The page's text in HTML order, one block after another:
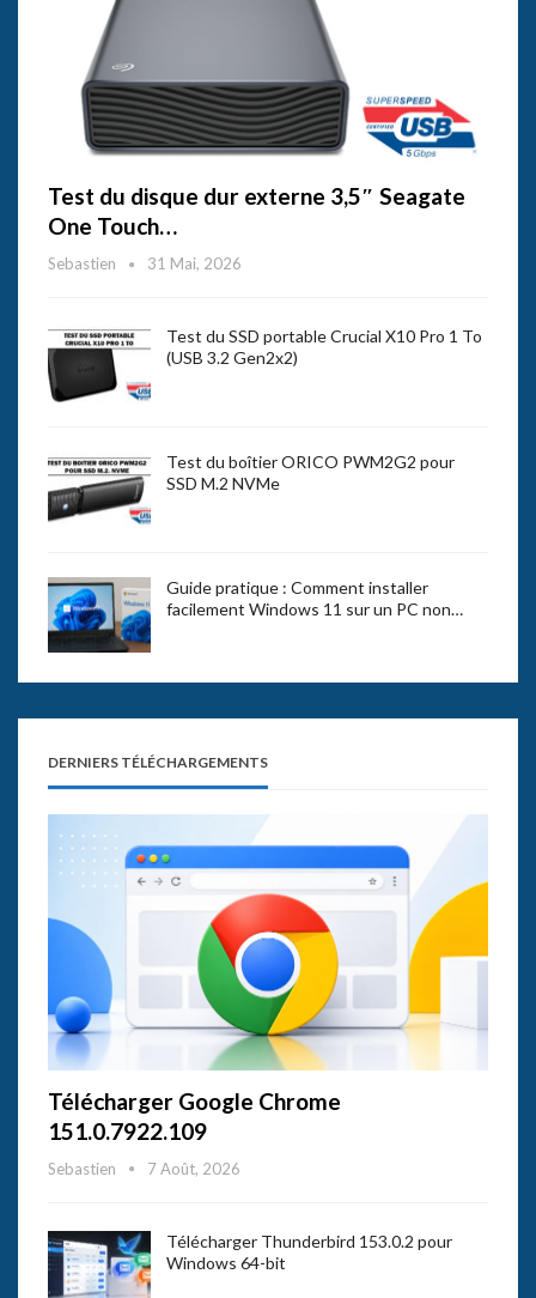
Test du disque dur externe 3,5″ Seagate
One Touch…
Sebastien 31 Mai, 2026
Test du SSD portable Crucial X10 Pro 1 To
(USB 3.2 Gen2x2)
Test du boîtier ORICO PWM2G2 pour
SSD M.2 NVMe
Guide pratique : Comment installer
facilement Windows 11 sur un PC non…
DERNIERS TÉLÉCHARGEMENTS
Télécharger Google Chrome
151.0.7922.109
Sebastien 7 Août, 2026
Télécharger Thunderbird 153.0.2 pour
Windows 64-bit